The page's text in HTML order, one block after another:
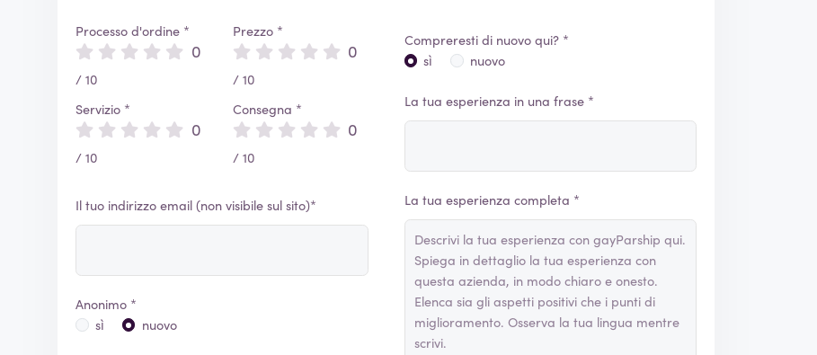
Processo d'ordine *
0
/ 10
Servizio *
0
/ 10
Prezzo *
0
/ 10
Consegna *
0
/ 10
Il tuo indirizzo email (non visibile sul sito)*
Anonimo *
sì
nuovo
Compreresti di nuovo qui? *
sì
nuovo
La tua esperienza in una frase *
La tua esperienza completa *